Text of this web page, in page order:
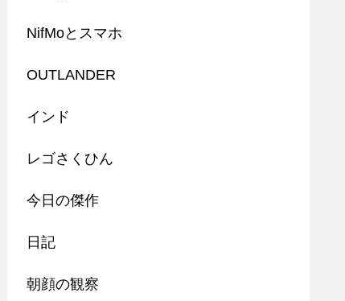
NifMoとスマホ
OUTLANDER
インド
レゴさくひん
今日の傑作
日記
朝顔の観察